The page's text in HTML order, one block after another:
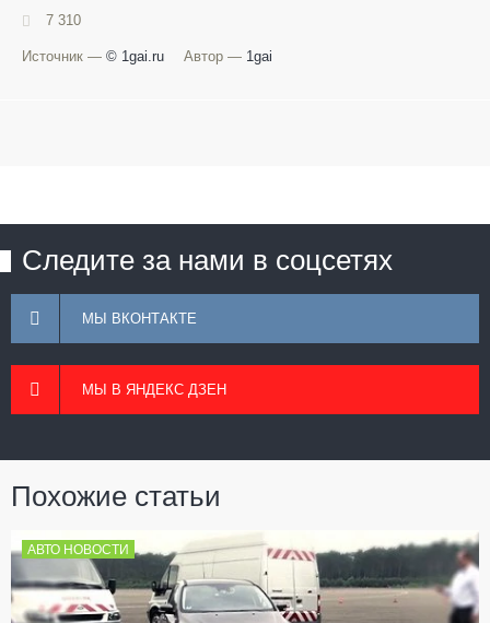
7 310
Источник — © 1gai.ru Автор — 1gai
Следите за нами в соцсетях
МЫ ВКОНТАКТЕ
МЫ В ЯНДЕКС ДЗЕН
Похожие статьи
АВТО НОВОСТИ